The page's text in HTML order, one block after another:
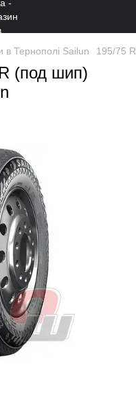
в Тернополі Sailun 195/75
(под шип)